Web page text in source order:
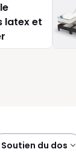
latex et
soutien du dos